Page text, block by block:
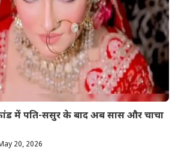
में पति-ससुर के बाद अब सास और चाचा
20, 2026